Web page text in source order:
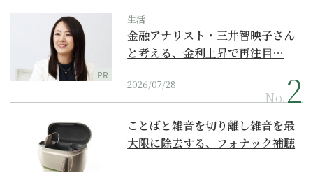
PR
生活
金融アナリスト・三井智映子さん
と考える、金利上昇で再注目…
2026/07/28
No.
ことばと雑音を切り離し雑音を最
大限に除去する、フォナック補聴